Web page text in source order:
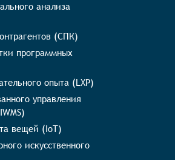
анализа
(СПК)
программных
опыта (LXP)
управления
вещей (IoT)
искусственного